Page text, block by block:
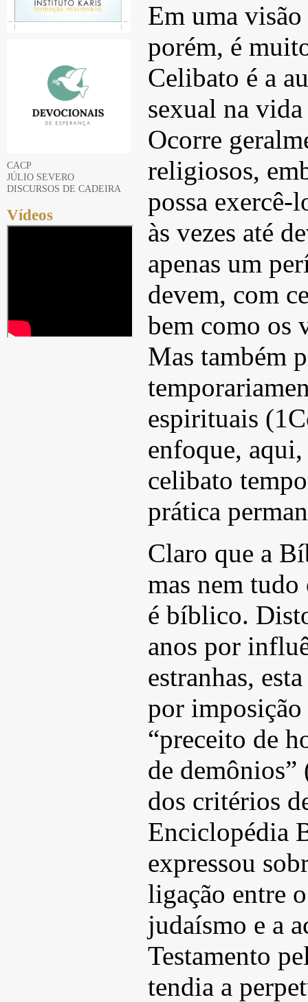
CACP
JÚLIO SEVERO
DISCURSOS DE CADEIRA
Vídeos
Em uma
porém, é
Celibato é a
sexual na
Ocorre
religiosos,
possa exercê-
às vezes até
apenas um
devem, com
bem como os
Mas também
espirituais
enfoque, aqui,
celibato
prática
Claro que a
mas nem tudo
é bíblico.
anos por
estranhas,
por
“preceito de
de
dos critérios
Enciclopédia
expressou
ligação entre
judaísmo e a
Testamento
tendia a